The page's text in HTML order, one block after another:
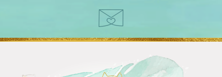
des